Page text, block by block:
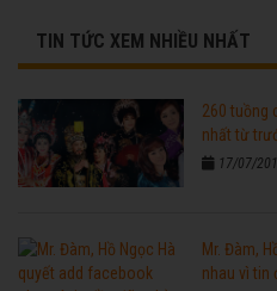
TIN TỨC XEM NHIỀU NHẤT
260 tuồng
nhất từ
17/07/
Mr. Đàm,
nhau vì tin